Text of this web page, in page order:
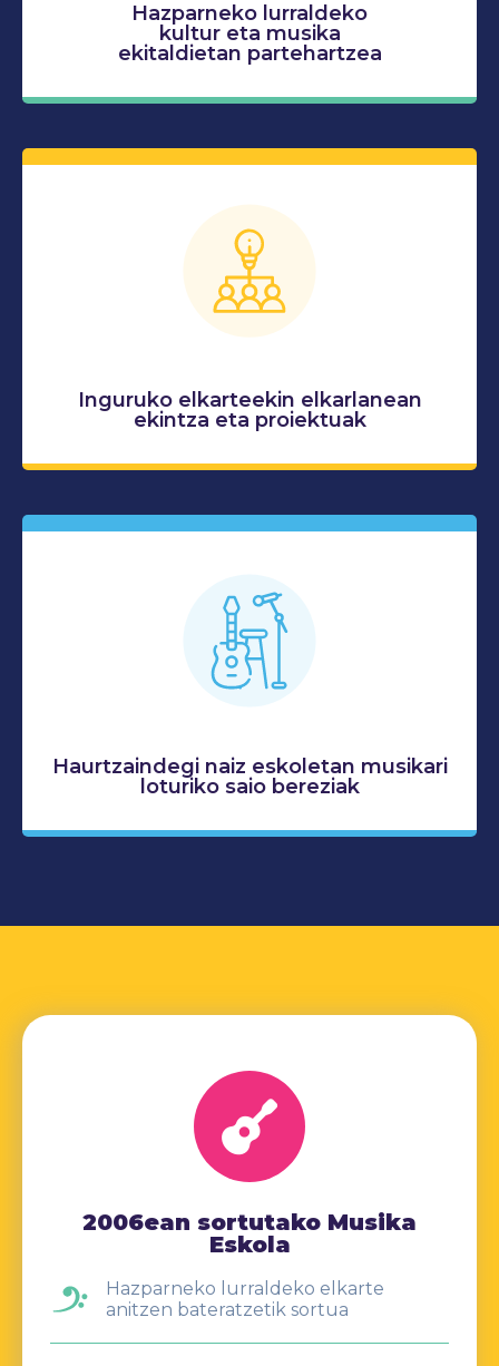
Hazparneko lurraldeko
kultur eta musika
ekitaldietan partehartzea
Inguruko elkarteekin elkarlanean
ekintza eta proiektuak
Haurtzaindegi naiz eskoletan musikari
loturiko saio bereziak
2006ean sortutako Musika
Eskola
Hazparneko lurraldeko elkarte
anitzen bateratzetik sortua